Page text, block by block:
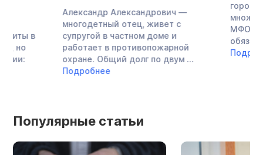
Александр Александрович —
многодетный отец, живет с
супругой в частном доме и
работает в противопожарной
охране. Общий долг по двум ...
городской
множество
МФО, не могла
обязательствам,
Подробнее
Популярные статьи